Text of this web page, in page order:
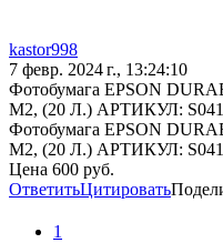
kastor998
7 февр. 2024 г., 13:24:10
Фотобумага EPSON
М2, (20 Л.) АРТИКУЛ:
Фотобумага EPSON
М2, (20 Л.) АРТИКУЛ:
Цена 600 руб.
ОтветитьЦитировать
1